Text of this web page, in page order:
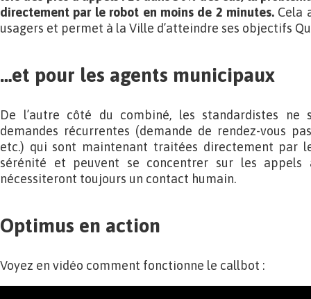
directement par le robot en moins de 2 minutes. Cela
usagers et permet à la Ville d’atteindre ses objectifs
…et pour les agents municipaux
De l’autre côté du combiné, les standardistes ne
demandes récurrentes (demande de rendez-vous
etc.) qui sont maintenant traitées directement par
sérénité et peuvent se concentrer sur les
nécessiteront toujours un contact humain.
Optimus en action
Voyez en vidéo comment fonctionne le callbot :